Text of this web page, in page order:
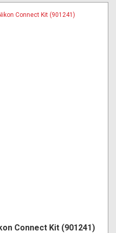
Connect Kit (901241)